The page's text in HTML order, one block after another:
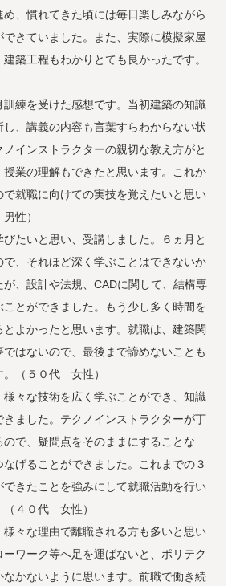
め、慣れてきた頃には毎日楽しみながら
きていました。また、実際に模擬家屋
築工程もわかりとても良かったです。
訓練を受けた感想です。当初建築の知識
し、講義の内容も言葉すらわからない状
インストラクターの親切な教え方がと
授業の理解もできたと思います。これか
で就職に向けての実技を覚えたいと思い
性）
びたいと思い、受講しました。６ヵ月と
で、それほど深く学ぶことはできないか
が、設計や法規、CADに関して、結構専
ことができました。もう少し多く時間を
とよかったと思います。就職は、建築関
はないので、最後まで諦めないことも
。（５０代 女性）
様々な技術を広く学ぶことができ、知識
きました。テクノインストラクターが丁
で、疑問点をそのままにすることな
なげることができました。これまでの３
できたことを強みにして就職活動を行い
（４０代 女性）
様々な理由で離職される方も多いと思い
ーワーク等へ足を運ばないと、ポリテク
なかないように思います。前職で働き続